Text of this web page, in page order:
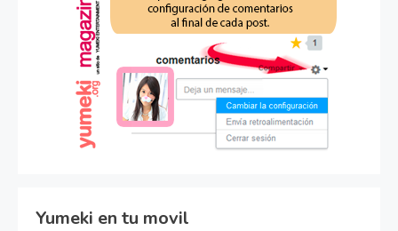
Yumeki en tu movil